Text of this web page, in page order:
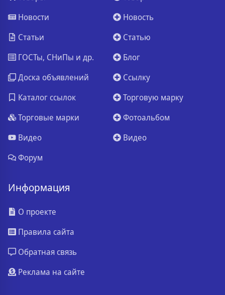
Новости
Статьи
ГОСТы, СНиПы и др.
Доска объявлений
Каталог ссылок
Торговые марки
Видео
Форум
Новость
Статью
Блог
Ссылку
Торговую марку
Фотоальбом
Видео
Информация
О проекте
Правила сайта
Обратная связь
Реклама на сайте